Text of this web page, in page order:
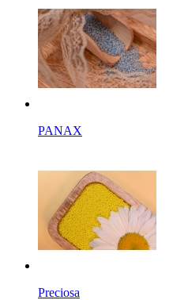
PANAX
Preciosa